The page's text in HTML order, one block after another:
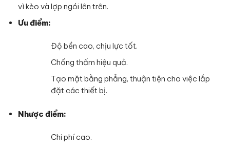
vì kèo và lợp ngói lên trên.
Ưu điểm:
Độ bền cao, chịu lực tốt.
Chống thấm hiệu quả.
Tạo mặt bằng phẳng, thuận tiện cho việc lắp
đặt các thiết bị.
Nhược điểm:
Chi phí cao.